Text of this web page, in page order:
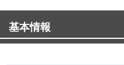
基本情報